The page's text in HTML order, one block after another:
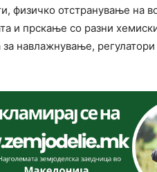
физичко отстранување на
и прскање со разни
навлажнување, регулатори